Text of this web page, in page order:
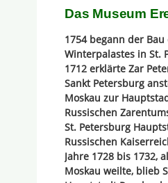
Das Museum
1754 begann der Bau
Winterpalastes in St.
1712 erklärte Zar
Sankt Petersburg
Moskau zur
Russischen
St. Petersburg
Russischen
Jahre 1728 bis 1732,
Moskau weilte, blieb